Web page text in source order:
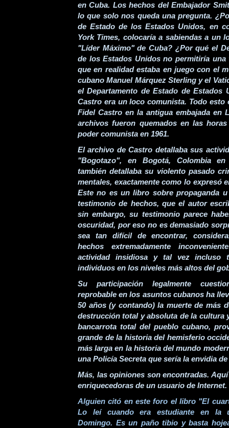
en Cuba. Los hechos del Embajador
lo que solo nos queda una pregunta.
de Estado de los Estados Unidos, en
York Times, colocaría a sabiendas a un
"Líder Máximo" de Cuba? ¿Por qué el
de los Estados Unidos no permitiría una
que en realidad estaba en juego con el
cubano Manuel Márquez Sterling y el
el Departamento de Estado de Estados
Castro era un loco comunista. Todo esto
Fidel Castro en la antigua embajada en
archivos fueron quemados en las
poder comunista en 1961.
El archivo de Castro detallaba sus
"Bogotazo", en Bogotá, Colombia en
también detallaba su violento pasado
mentales, exactamente como lo expresó
Este no es un libro sobre propaganda
testimonio de hechos, que el autor
sin embargo, su testimonio parece
oscuridad, por eso no es demasiado
sea tan difícil de encontrar,
hechos extremadamente
actividad insidiosa y tal vez incluso
individuos en los niveles más altos del
Su participación legalmente
reprobable en los asuntos cubanos ha
50 años (y contando) la muerte de más
destrucción total y absoluta de la cultura
bancarrota total del pueblo cubano,
grande de la historia del hemisferio
más larga en la historia del mundo
una Policía Secreta que sería la envidia
Más, las opiniones son encontradas.
enriquecedoras de un usuario de Internet.
Alguien citó en este foro el libro "El
Lo leí cuando era estudiante en la
Domingo. Es un paño tibio y basta